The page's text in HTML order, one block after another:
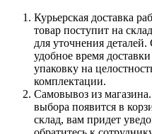
Курьерская доставка
товар поступит на
для уточнения
удобное время
упаковку на
комплектации.
Самовывоз из
выбора появится в
склад, вам придет